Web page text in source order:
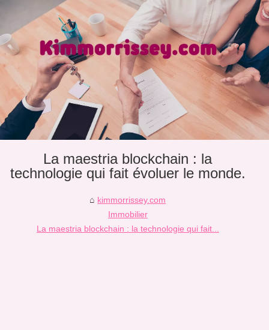
La maestria blockchain : la
technologie qui fait évoluer le monde.
kimmorrissey.com
Immobilier
La maestria blockchain : la technologie qui fait...